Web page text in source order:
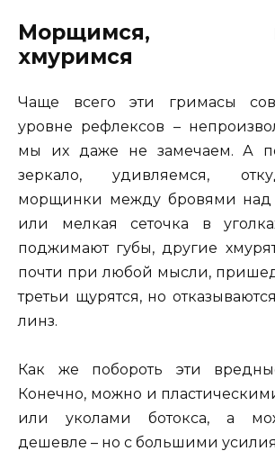
Морщимся,
хмуримся
Чаще всего эти гримасы
уровне рефлексов –
мы их даже не замечаем. А
зеркало, удивляемся,
морщинки между бровями над
или мелкая сеточка в
поджимают губы, другие
почти при любой мысли,
третьи щурятся, но
линз.
Как же побороть эти
Конечно, можно и
или уколами ботокса, а
дешевле – но с большими